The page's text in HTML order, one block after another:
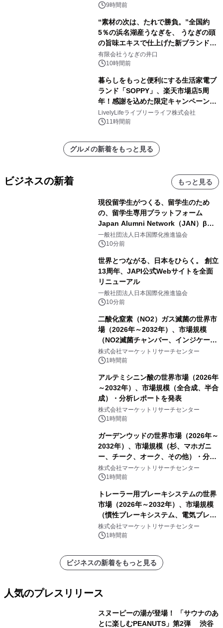
素泊りプラン
9時間前
“素材の次は、たれで勝負。”全国約
5％の浜名湖産うなぎを、 うなぎの頭
の旨味エキスで仕上げた新ブランド
「井口の誉」誕生
有限会社うなぎの井口
10時間前
暮らしをもっと便利にする生活家電ブ
ランド「SOPPY」、楽天市場店5周
年！感謝を込めた限定キャンペーンを
8月10日より開催
LivelyLifeライブリーライフ株式会社
11時間前
グルメの新着をもっと見る
ビジネスの新着 もっと見る
現役留学生がつくる、留学生のため
の、留学生専用プラットフォーム
Japan Alumni Network（JAN）β版
をリリース
一般社団法人日本国際化推進協会
10分前
世界とつながる、日本をひらく。 創立
13周年、JAPI公式Webサイトを全面
リニューアル
一般社団法人日本国際化推進協会
10分前
二酸化窒素（NO2）ガス滅菌の世界市
場（2026年～2032年）、市場規模
（NO2滅菌チャンバー、インジケータ
ーおよびモニタリングシステム、その
他）・分析レポートを発表
株式会社マーケットリサーチセンター
1時間前
アルテミシニン酸の世界市場（2026年
～2032年）、市場規模（全合成、半合
成）・分析レポートを発表
株式会社マーケットリサーチセンター
1時間前
ガーデンウッドの世界市場（2026年～
2032年）、市場規模（杉、マホガニ
ー、チーク、オーク、その他）・分析
レポートを発表
株式会社マーケットリサーチセンター
1時間前
トレーラー用ブレーキシステムの世界
市場（2026年～2032年）、市場規模
（慣性ブレーキシステム、電気ブレー
キシステム、その他）・分析レポート
を発表
株式会社マーケットリサーチセンター
1時間前
ビジネスの新着をもっと見る
人気のプレスリリース
スヌーピーの湯が登場！ 「サウナのあ
とに楽しむPEANUTS」第2弾 渋谷